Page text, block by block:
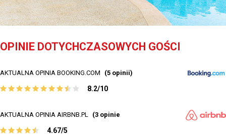
OPINIE DOTYCHCZASOWYCH GOŚCI
AKTUALNA OPINIA BOOKING.COM (5 opinii)
8.2/10
AKTUALNA OPINIA AIRBNB.PL (3 opinie
4.67/5